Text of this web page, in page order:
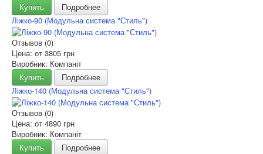
Купить
Подробнее
Ліжко-90 (Модульна система "Стиль")
Отзывов (0)
Цена: от 3805 грн
Виробник: Компаніт
Купить
Подробнее
Ліжко-140 (Модульна система "Стиль")
Отзывов (0)
Цена: от 4890 грн
Виробник: Компаніт
Купить
Подробнее